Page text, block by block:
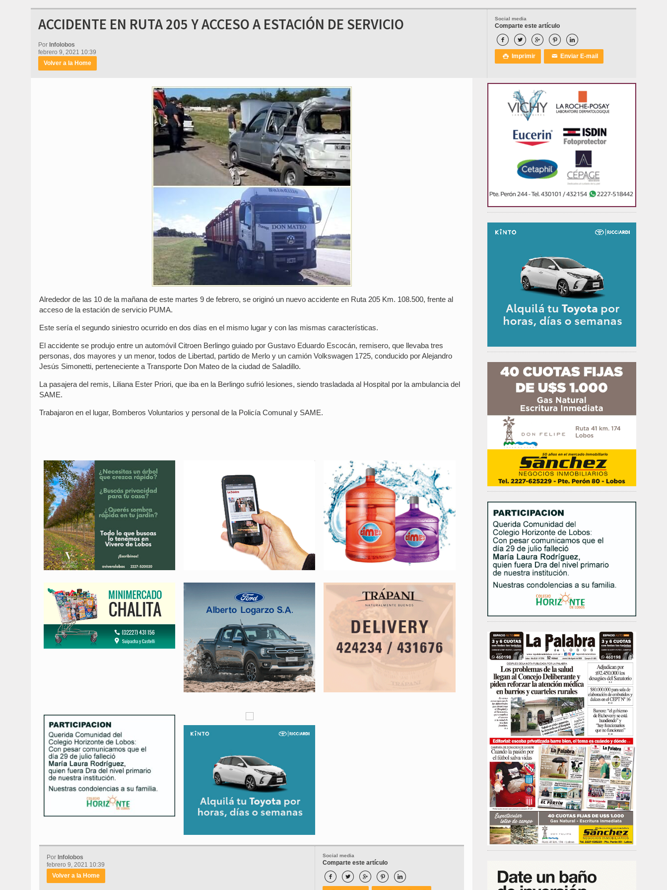
Social media
Comparte este artículo
    
 Imprimir ✉ Enviar E-mail
ACCIDENTE EN RUTA 205 Y ACCESO A ESTACIÓN DE SERVICIO
Por Infolobos
febrero 9, 2021 10:39
Volver a la Home
Alrededor de las 10 de la mañana de este martes 9 de febrero, se originó un nuevo accidente en Ruta 205 Km. 108.500, frente al
acceso de la estación de servicio PUMA.
Este sería el segundo siniestro ocurrido en dos días en el mismo lugar y con las mismas características.
El accidente se produjo entre un automóvil Citroen Berlingo guiado por Gustavo Eduardo Escocán, remisero, que llevaba tres
personas, dos mayores y un menor, todos de Libertad, partido de Merlo y un camión Volkswagen 1725, conducido por Alejandro
Jesús Simonetti, perteneciente a Transporte Don Mateo de la ciudad de Saladillo.
La pasajera del remis, Liliana Ester Priori, que iba en la Berlingo sufrió lesiones, siendo trasladada al Hospital por la ambulancia del
SAME.
Trabajaron en el lugar, Bomberos Voluntarios y personal de la Policía Comunal y SAME.
Social media
Comparte este artículo
    
Por Infolobos
febrero 9, 2021 10:39
Volver a la Home